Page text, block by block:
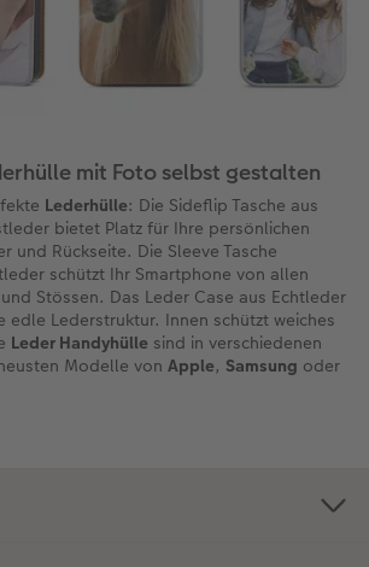
mit Foto selbst gestalten
Lederhülle: Die Sideflip Tasche aus
bietet Platz für Ihre persönlichen
und Rückseite. Die Sleeve Tasche
schützt Ihr Smartphone von allen
Stössen. Das Leder Case aus Echtleder
edle Lederstruktur. Innen schützt weiches
Leder Handyhülle sind in verschiedenen
Modelle von Apple, Samsung oder